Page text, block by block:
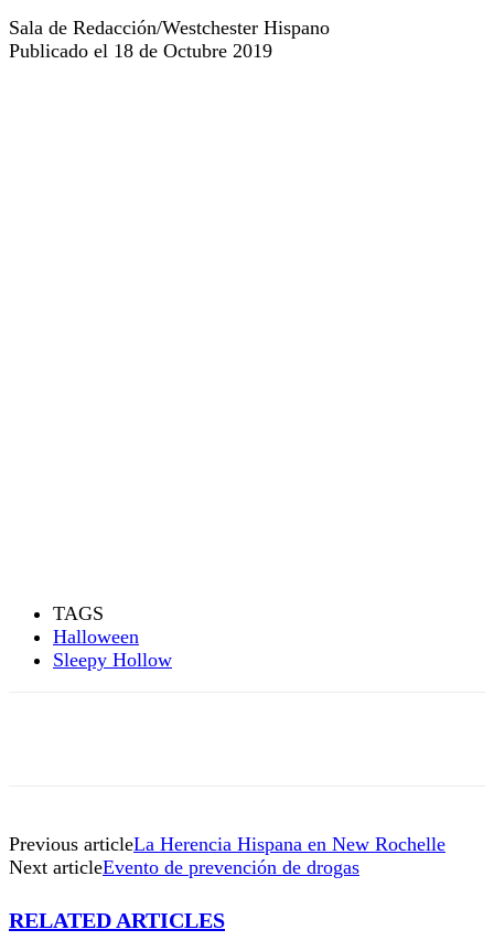
Sala de Redacción/Westchester Hispano
Publicado el 18 de Octubre 2019
TAGS
Halloween
Sleepy Hollow
Previous articleLa Herencia Hispana en New Rochelle
Next articleEvento de prevención de drogas
RELATED ARTICLES